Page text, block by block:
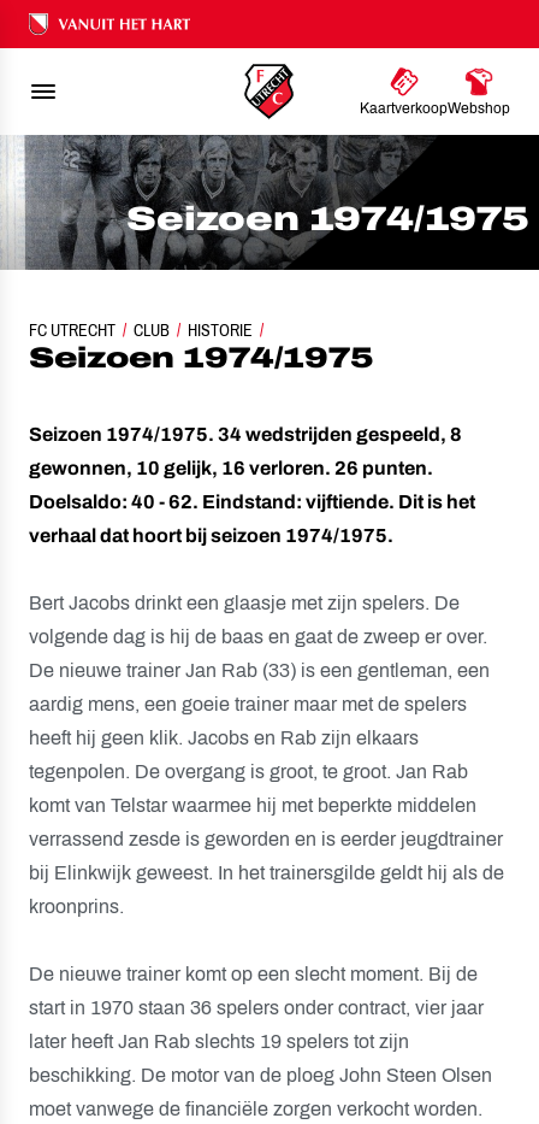
Ons nalatenschap
KaartverkoopWebshop
Seizoen 1974/1975
FC UTRECHT CLUB HISTORIE
SEIZOEN 1974/1975
Seizoen 1974/1975
Seizoen 1974/1975. 34 wedstrijden gespeeld, 8
gewonnen, 10 gelijk, 16 verloren. 26 punten.
Doelsaldo: 40 - 62. Eindstand: vijftiende. Dit is het
verhaal dat hoort bij seizoen 1974/1975.
Bert Jacobs drinkt een glaasje met zijn spelers. De
volgende dag is hij de baas en gaat de zweep er over.
De nieuwe trainer Jan Rab (33) is een gentleman, een
aardig mens, een goeie trainer maar met de spelers
heeft hij geen klik. Jacobs en Rab zijn elkaars
tegenpolen. De overgang is groot, te groot. Jan Rab
komt van Telstar waarmee hij met beperkte middelen
verrassend zesde is geworden en is eerder jeugdtrainer
bij Elinkwijk geweest. In het trainersgilde geldt hij als de
kroonprins.
De nieuwe trainer komt op een slecht moment. Bij de
start in 1970 staan 36 spelers onder contract, vier jaar
later heeft Jan Rab slechts 19 spelers tot zijn
beschikking. De motor van de ploeg John Steen Olsen
moet vanwege de financiële zorgen verkocht worden.